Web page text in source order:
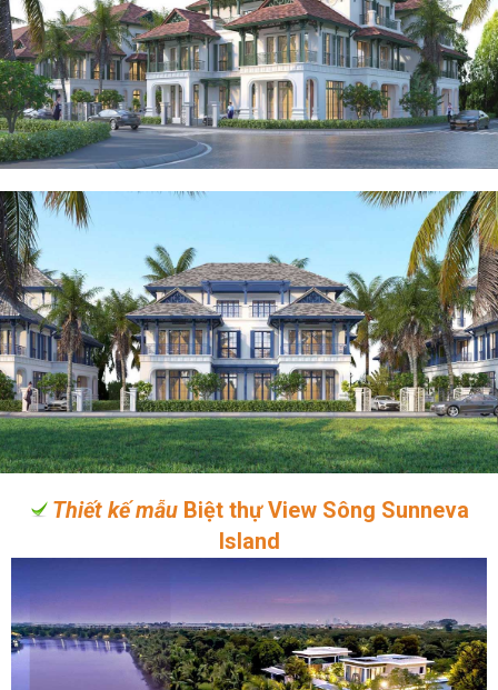
Thiết kế mẫu Biệt thự View Sông Sunneva
Island